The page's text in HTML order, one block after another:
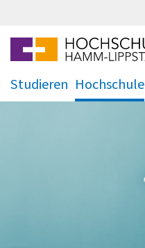
Studieren
.
Hochschule
.